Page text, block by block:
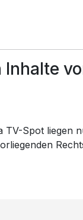
Spot liegen